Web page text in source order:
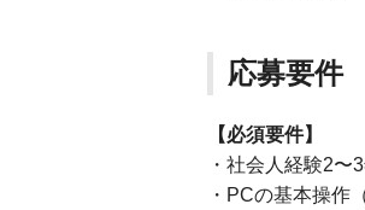
応募要件
【必須要件】
・社会人経験2
・PCの基本操作